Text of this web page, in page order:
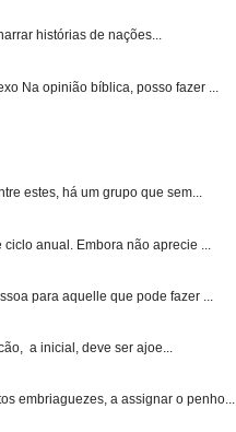
histórias de nações...
Na opinião bíblica, posso fazer ...
estes, há um grupo que sem...
anual. Embora não aprecie ...
para aquelle que pode fazer ...
a inicial, deve ser ajoe...
embriaguezes, a assignar o penho...